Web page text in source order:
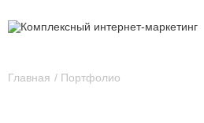
Главная Портфолио